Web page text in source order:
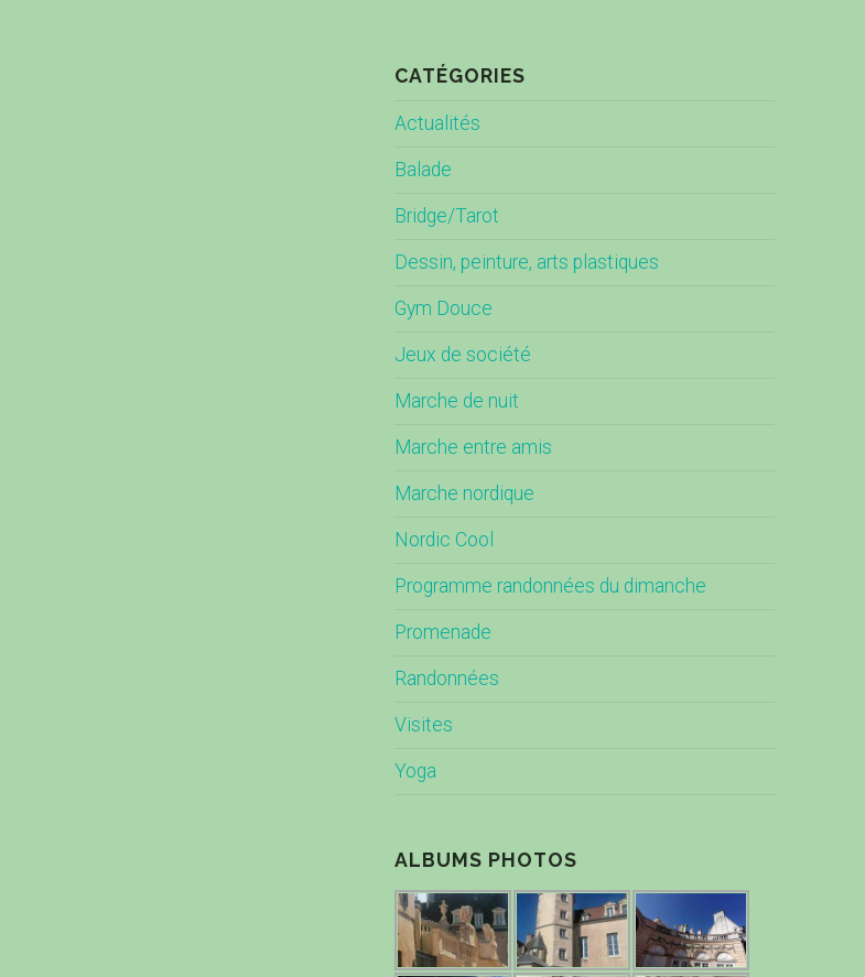
CATÉGORIES
Actualités
Balade
Bridge/Tarot
Dessin, peinture, arts plastiques
Gym Douce
Jeux de société
Marche de nuit
Marche entre amis
Marche nordique
Nordic Cool
Programme randonnées du dimanche
Promenade
Randonnées
Visites
Yoga
ALBUMS PHOTOS